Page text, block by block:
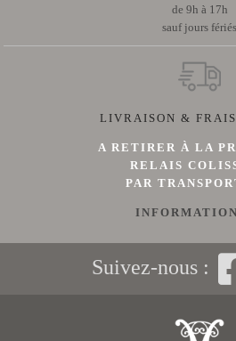
de 9h à 17h
sauf jours fériés
LIVRAISON & FRAIS
A RETIRER À LA
RELAIS
PAR
Suivez-nous :